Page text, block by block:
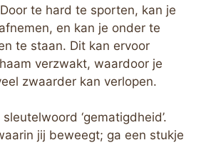
te hard te sporten, kan je
en kan je onder te
te staan. Dit kan ervoor
verzwakt, waardoor je
zwaarder kan verlopen.
‘gematigdheid’.
jij beweegt; ga een stukje